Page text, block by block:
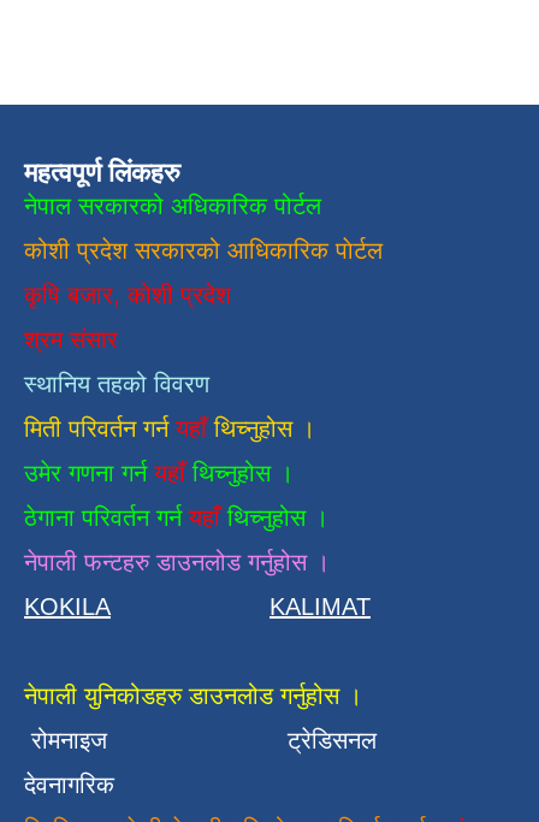
महत्वपूर्ण लिंकहरु
नेपाल सरकारको अधिकारिक पोर्टल
कोशी प्रदेश सरकारको आधिकारिकपाेर्टल
कृषि बजार, कोशी प्रदेश
श्रम संसार
स्थानिय तहको विवरण
मिती परिवर्तन गर्न यहाँ थिच्नुहोस ।
उमेर गणना गर्नयहाँथिच्नुहोस ।
ठेगाना परिवर्तन गर्नयहाँ थिच्नुहोस ।
नेपाली फन्टहरु डाउनलोड गर्नुहोस ।
KOKILA
KALIMAT
नेपाली युनिकोडहरु डाउनलोड गर्नुहोस ।
रोमनाइज
ट्रेडिसनल
देवनागरिक